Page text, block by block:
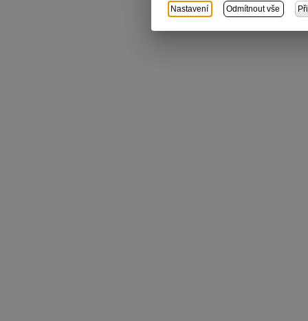
Nastavení Odmítnout vše